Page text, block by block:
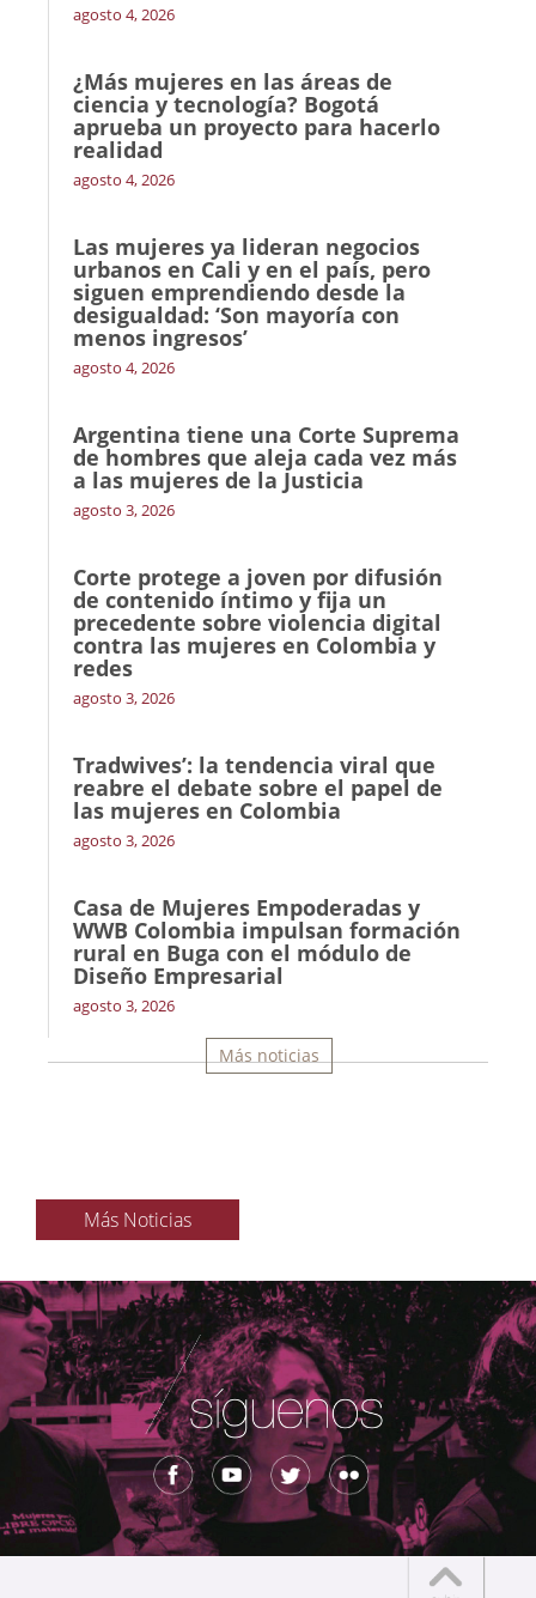
agosto 4, 2026
¿Más mujeres en las áreas de
ciencia y tecnología? Bogotá
aprueba un proyecto para hacerlo
realidad
agosto 4, 2026
Las mujeres ya lideran negocios
urbanos en Cali y en el país, pero
siguen emprendiendo desde la
desigualdad: ‘Son mayoría con
menos ingresos’
agosto 4, 2026
Argentina tiene una Corte Suprema
de hombres que aleja cada vez más
a las mujeres de la Justicia
agosto 3, 2026
Corte protege a joven por difusión
de contenido íntimo y fija un
precedente sobre violencia digital
contra las mujeres en Colombia y
redes
agosto 3, 2026
Tradwives’: la tendencia viral que
reabre el debate sobre el papel de
las mujeres en Colombia
agosto 3, 2026
Casa de Mujeres Empoderadas y
WWB Colombia impulsan formación
rural en Buga con el módulo de
Diseño Empresarial
agosto 3, 2026
Más noticias
Más Noticias